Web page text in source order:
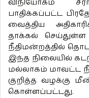
விநியோகம்
பாதிக்கப்பட்ட
வைத்திய
தாக்கல்
நீதிமன்றத்தில்
இந்த நிலையில்
மல்லாகம் மாவட்ட
குறித்த வழக்கு
கொள்ளப்பட்டது.